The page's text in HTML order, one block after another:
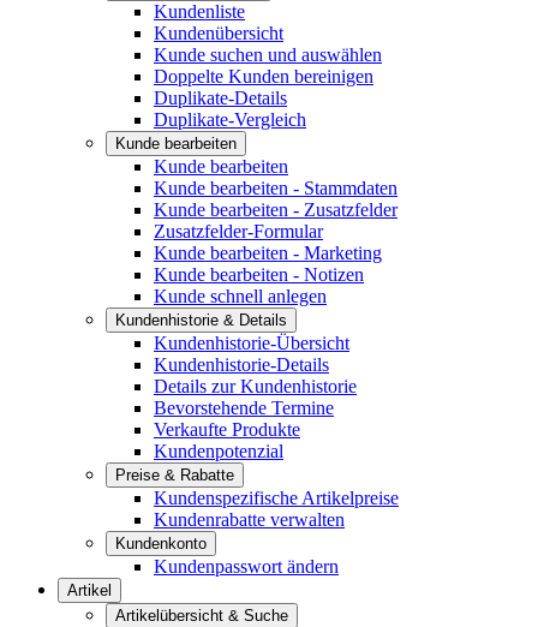
Kundenliste
Kundenübersicht
Kunde suchen und auswählen
Doppelte Kunden bereinigen
Duplikate-Details
Duplikate-Vergleich
Kunde bearbeiten
Kunde bearbeiten
Kunde bearbeiten - Stammdaten
Kunde bearbeiten - Zusatzfelder
Zusatzfelder-Formular
Kunde bearbeiten - Marketing
Kunde bearbeiten - Notizen
Kunde schnell anlegen
Kundenhistorie & Details
Kundenhistorie-Übersicht
Kundenhistorie-Details
Details zur Kundenhistorie
Bevorstehende Termine
Verkaufte Produkte
Kundenpotenzial
Preise & Rabatte
Kundenspezifische Artikelpreise
Kundenrabatte verwalten
Kundenkonto
Kundenpasswort ändern
Artikel
Artikelübersicht & Suche